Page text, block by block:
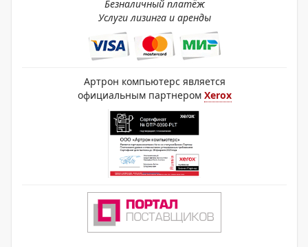
Безналичный платёж
Услуги лизинга и аренды
Артрон компьютерс является
официальным партнером Xerox